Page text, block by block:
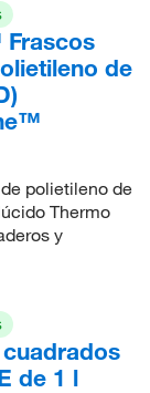
de
polietileno de
Thermo
y
de 1 l